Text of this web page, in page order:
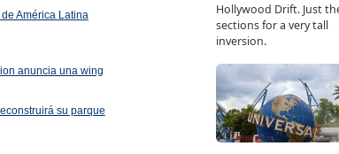
América Latina
anuncia una wing
su parque